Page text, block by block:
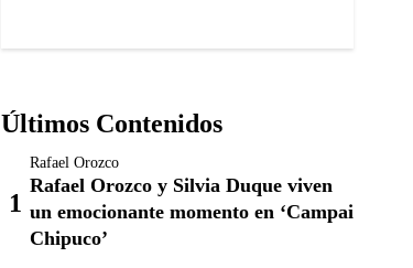
Últimos Contenidos
Rafael Orozco
Rafael Orozco y Silvia Duque viven
un emocionante momento en ‘Campai
Chipuco’